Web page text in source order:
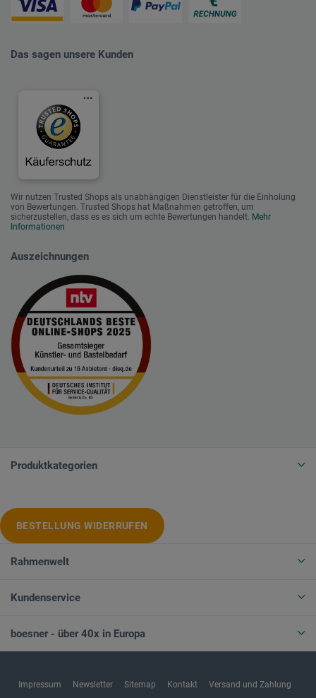
Das sagen unsere Kunden
Wir nutzen Trusted Shops als unabhängigen Dienstleister für die Einholung
von Bewertungen. Trusted Shops hat Maßnahmen getroffen, um
sicherzustellen, dass es es sich um echte Bewertungen handelt. Mehr
Informationen
Auszeichnungen
Produktkategorien
BESTELLUNG WIDERRUFEN
Rahmenwelt
Kundenservice
boesner - über 40x in Europa
Impressum Newsletter Sitemap Kontakt Versand und Zahlung